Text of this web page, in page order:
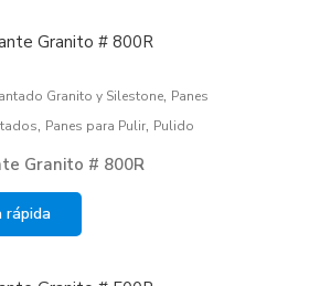
Granito y Silestone, Panes
, Panes para Pulir, Pulido
Granito # 800R
rápida